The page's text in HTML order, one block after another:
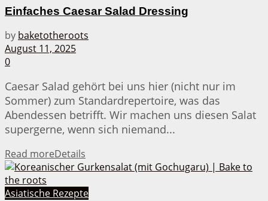
Einfaches Caesar Salad Dressing
by baketotheroots
August 11, 2025
0
Caesar Salad gehört bei uns hier (nicht nur im
Sommer) zum Standardrepertoire, was das
Abendessen betrifft. Wir machen uns diesen Salat
supergerne, wenn sich niemand...
Read moreDetails
Asiatische Rezepte